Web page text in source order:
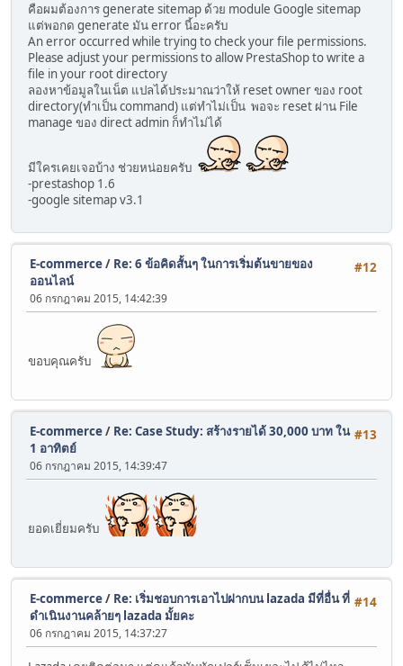
คือผมต้องการ generate sitemap ด้วย module Google sitemap
แต่พอกด generate มัน error นี้อะครับ
An error occurred while trying to check your file permissions.
Please adjust your permissions to allow PrestaShop to write a
file in your root directory
ลองหาข้อมูลในเน็ต แปลได้ประมาณว่าให้ reset owner ของ root
directory(ทำเป็น command) แต่ทำไม่เป็น พอจะ reset ผ่าน File
manage ของ direct admin ก็ทำไม่ได้
มีใครเคยเจอบ้าง ช่วยหน่อยครับ
-prestashop 1.6
-google sitemap v3.1
#12
E-commerce/ Re: 6 ข้อคิดสั้นๆ ในการเริ่มต้นขายของ
ออนไลน์
06 กรกฎาคม 2015, 14:42:39
ขอบคุณครับ
#13
E-commerce/ Re: Case Study: สร้างรายได้ 30,000 บาท ใน
1 อาทิตย์
06 กรกฎาคม 2015, 14:39:47
ยอดเยี่ยมครับ
#14
E-commerce/ Re: เริ่มชอบการเอาไปฝากบน lazada มีที่อื่น ที่
ดำเนินงานคล้ายๆ lazada มั้ยคะ
06 กรกฎาคม 2015, 14:37:27